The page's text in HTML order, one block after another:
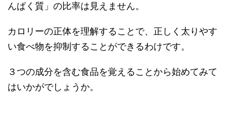
んぱく質」の比率は見えません。
カロリーの正体を理解することで、正しく太りやす
い食べ物を抑制することができるわけです。
３つの成分を含む食品を覚えることから始めてみて
はいかがでしょうか。